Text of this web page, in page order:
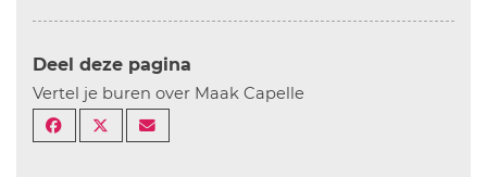
Deel deze pagina
Vertel je buren over Maak Capelle